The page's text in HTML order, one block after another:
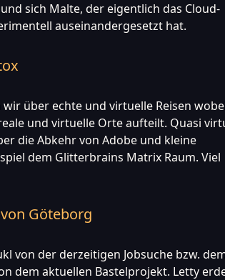
sich Malte, der eigentlich das Cloud-
auseinandergesetzt hat.
über echte und virtuelle Reisen
und virtuelle Orte aufteilt. Quasi
die Abkehr von Adobe und kleine
dem Glitterbrains Matrix Raum. Viel
Göteborg
von der derzeitigen Jobsuche bzw.
dem aktuellen Bastelprojekt. Letty